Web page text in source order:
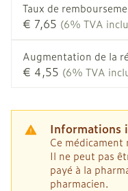
Taux de
€ 7,65 (6% TVA
Augmentation de la
€ 4,55 (6% TVA
Informations
Ce médicament
Il ne peut pas
payé à la
pharmacien.